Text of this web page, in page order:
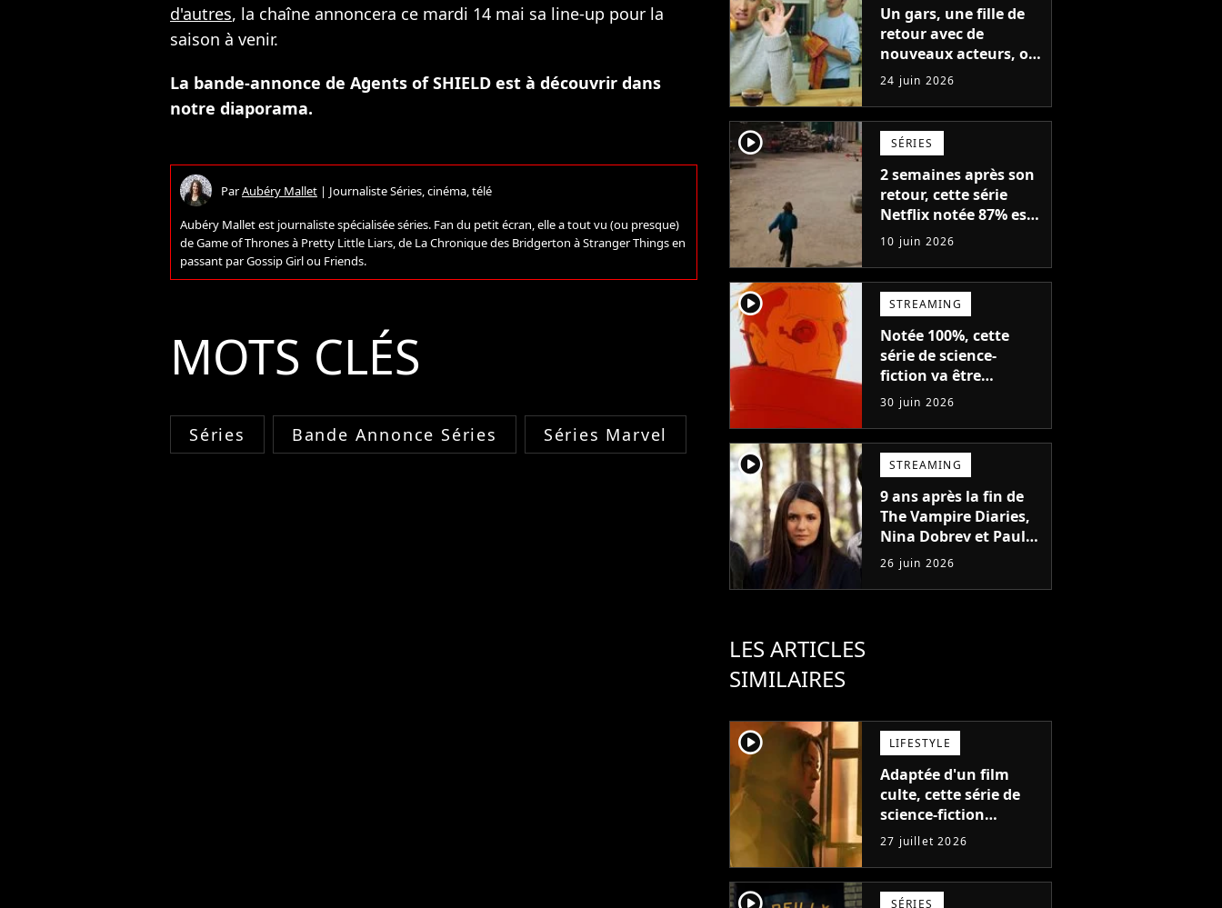
d'autres, la chaîne annoncera ce mardi 14 mai sa line-up pour la
saison à venir.
La bande-annonce de Agents of SHIELD est à découvrir dans
notre diaporama.
ParAubéry Mallet | Journaliste Séries, cinéma, télé
Aubéry Mallet est journaliste spécialisée séries. Fan du petit écran, elle a tout vu (ou presque)
de Game of Thrones à Pretty Little Liars, de La Chronique des Bridgerton à Stranger Things en
passant par Gossip Girl ou Friends.
MOTS CLÉS
Séries Bande Annonce Séries Séries Marvel
Un gars, une fille de
retour avec de
nouveaux acteurs, on
sait qui remplacera
Jean Dujardin dans la
nouvelle série
24 juin 2026
player2 SÉRIES
2 semaines après son
retour, cette série
Netflix notée 87% est
annulée (mais y a
quand même une
bonne nouvelle)
10 juin 2026
player2 STREAMING
Notée 100%, cette
série de science-
fiction va être
totalement
dynamitée par Netflix
: dites adieu à ces
personnages
30 juin 2026
player2 STREAMING
9 ans après la fin de
The Vampire Diaries,
Nina Dobrev et Paul
Wesley ensemble
dans une nouvelle
série
26 juin 2026
LES ARTICLES
SIMILAIRES
player2 LIFESTYLE
Adaptée d'un film
culte, cette série de
science-fiction
s'annonce comme la
bonne surprise de la
fin d'année
27 juillet 2026
SÉRIES